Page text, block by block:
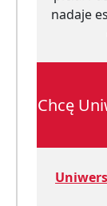
nadaje
Chcę